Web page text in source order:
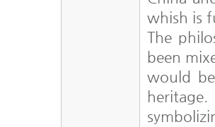
whish is
The
been
would